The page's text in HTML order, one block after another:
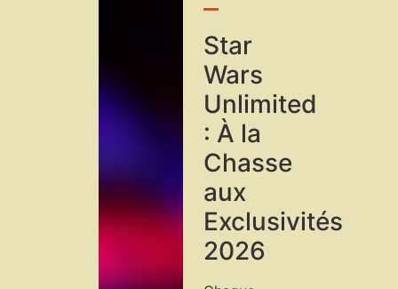
Star
Wars
Unlimited
: À la
Chasse
aux
Exclusivités
2026